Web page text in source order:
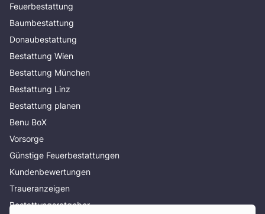
Feuerbestattung
Baumbestattung
Donaubestattung
Bestattung Wien
Bestattung München
Bestattung Linz
Bestattung planen
Benu BoX
Vorsorge
Günstige Feuerbestattungen
Kundenbewertungen
Traueranzeigen
Bestattungsratgeber